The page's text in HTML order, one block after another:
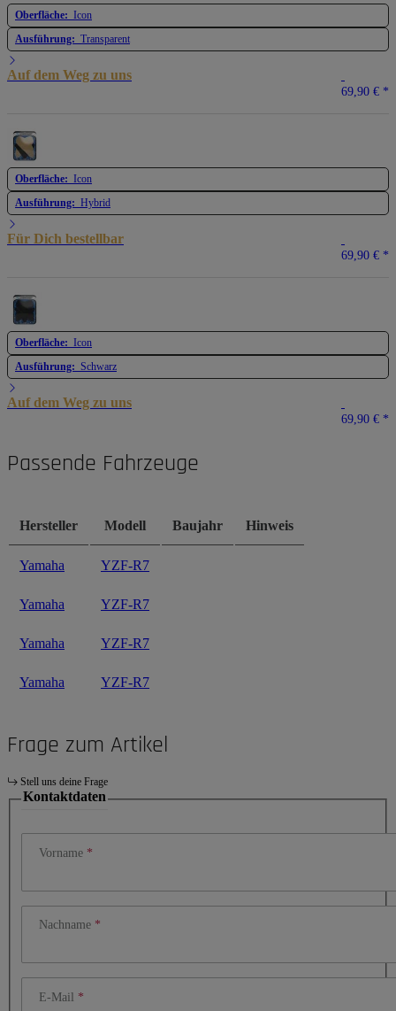
Oberfläche: Icon
Ausführung: Transparent
Auf dem Weg zu uns
69,90 € *
Oberfläche: Icon
Ausführung: Hybrid
Für Dich bestellbar
69,90 € *
Oberfläche: Icon
Ausführung: Schwarz
Auf dem Weg zu uns
69,90 € *
Passende Fahrzeuge
Hersteller Modell Baujahr Hinweis
Yamaha YZF-R7
Yamaha YZF-R7
Yamaha YZF-R7
Yamaha YZF-R7
Frage zum Artikel
Stell uns deine Frage
Kontaktdaten
Vorname
Nachname
E-Mail